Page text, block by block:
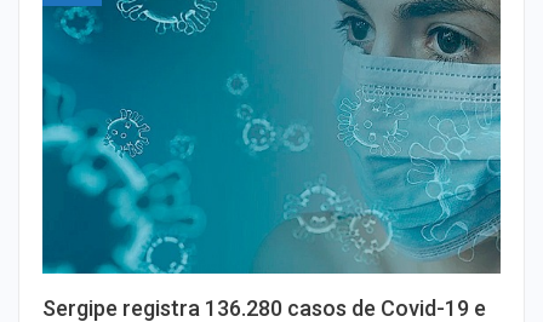
Sergipe registra 136.280 casos de Covid-19 e